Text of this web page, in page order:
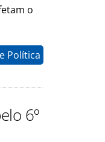
o
Política
6º